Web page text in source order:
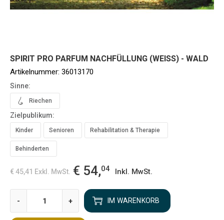
SPIRIT PRO PARFUM NACHFÜLLUNG (WEISS) - WALD
Artikelnummer: 36013170
Sinne:
Riechen
Zielpublikum:
Kinder Senioren Rehabilitation & Therapie
Behinderten
€ 45,41 Exkl. MwSt. € 54,04 Inkl. MwSt.
- + IM WARENKORB